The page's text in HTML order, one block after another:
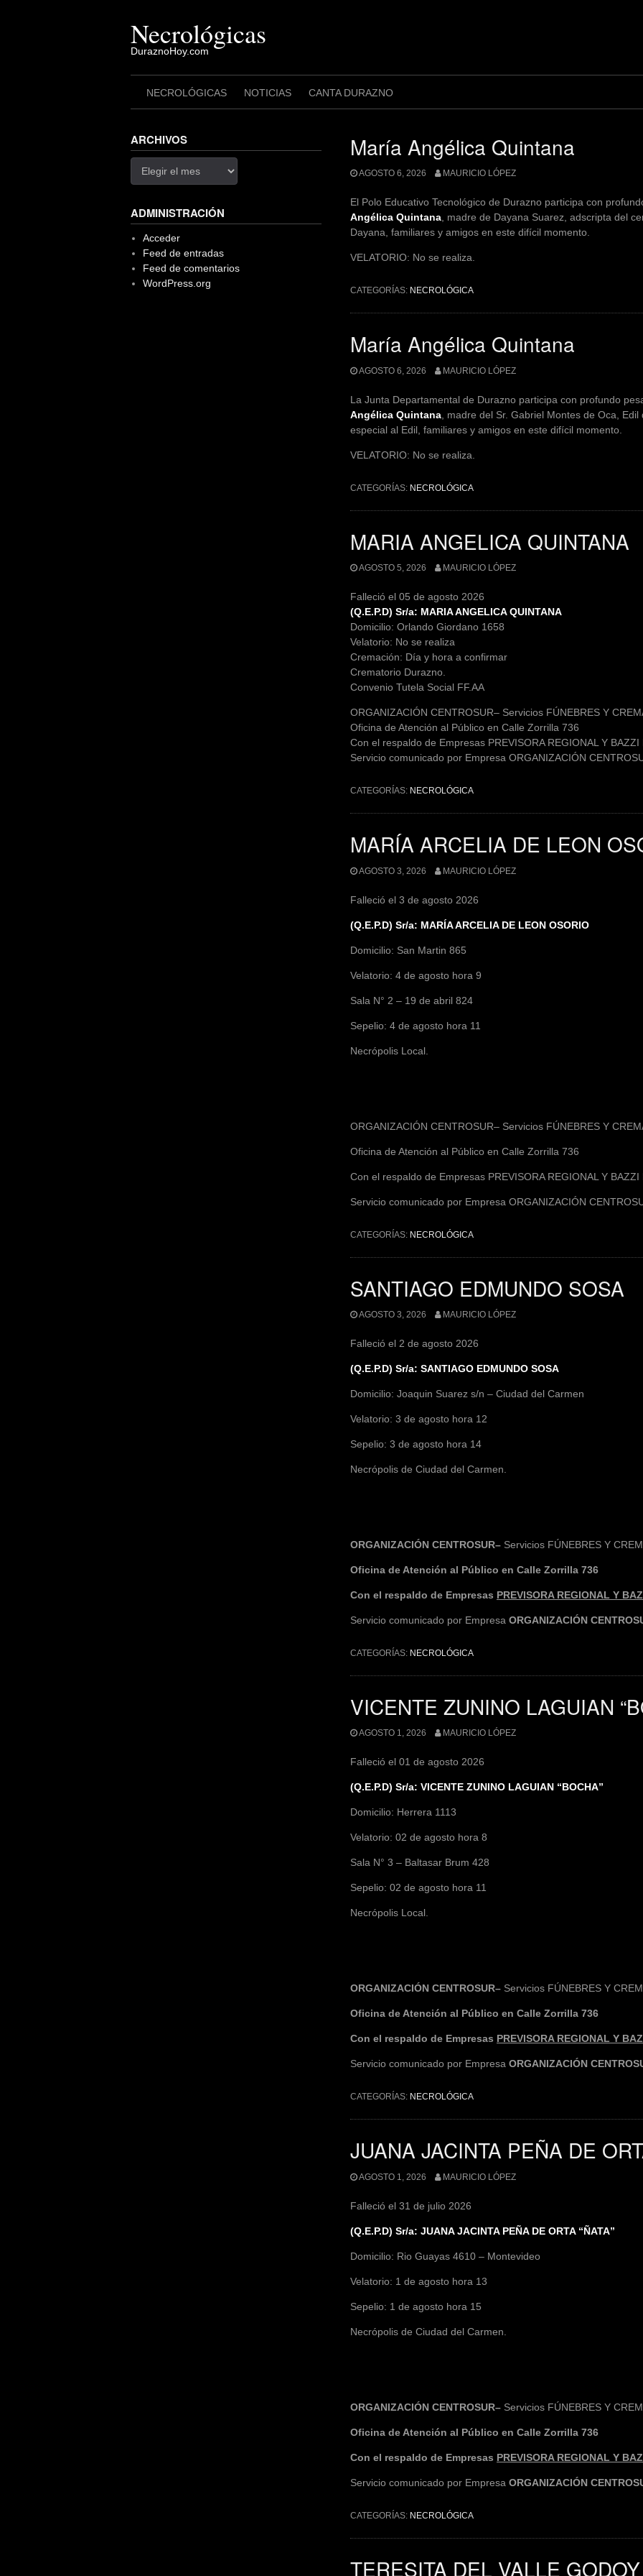
Necrológicas
DuraznoHoy.com
NECROLÓGICAS NOTICIAS CANTA DURAZNO
María Angélica Quintana
AGOSTO 6, 2026 MAURICIO LÓPEZ
El Polo Educativo Tecnológico de Durazno participa con
Angélica Quintana, madre de Dayana Suarez, adscripta del
Dayana, familiares y amigos en este difícil momento.
VELATORIO: No se realiza.
CATEGORÍAS: NECROLÓGICA
María Angélica Quintana
AGOSTO 6, 2026 MAURICIO LÓPEZ
La Junta Departamental de Durazno participa con profundo
Angélica Quintana , madre del Sr. Gabriel Montes de Oca,
especial al Edil, familiares y amigos en este difícil momento.
VELATORIO: No se realiza.
CATEGORÍAS: NECROLÓGICA
MARIA ANGELICA QUINTANA
AGOSTO 5, 2026 MAURICIO LÓPEZ
Falleció el 05 de agosto 2026
(Q.E.P.D) Sr/a: MARIA ANGELICA QUINTANA
Domicilio: Orlando Giordano 1658
Velatorio: No se realiza
Cremación: Día y hora a confirmar
Crematorio Durazno.
Convenio Tutela Social FF.AA
ORGANIZACIÓN CENTROSUR– Servicios FÚNEBRES Y
Oficina de Atención al Público en Calle Zorrilla 736
Con el respaldo de Empresas PREVISORA REGIONAL Y BAZZI
Servicio comunicado por Empresa ORGANIZACIÓN
CATEGORÍAS: NECROLÓGICA
MARÍA ARCELIA DE LEON
AGOSTO 3, 2026 MAURICIO LÓPEZ
Falleció el 3 de agosto 2026
(Q.E.P.D) Sr/a: MARÍA ARCELIA DE LEON OSORIO
Domicilio: San Martin 865
Velatorio: 4 de agosto hora 9
Sala N° 2 – 19 de abril 824
Sepelio: 4 de agosto hora 11
Necrópolis Local.
ORGANIZACIÓN CENTROSUR– Servicios FÚNEBRES Y
Oficina de Atención al Público en Calle Zorrilla 736
Con el respaldo de Empresas PREVISORA REGIONAL Y BAZZI
Servicio comunicado por Empresa ORGANIZACIÓN
CATEGORÍAS: NECROLÓGICA
SANTIAGO EDMUNDO SOSA
AGOSTO 3, 2026 MAURICIO LÓPEZ
Falleció el 2 de agosto 2026
(Q.E.P.D) Sr/a: SANTIAGO EDMUNDO SOSA
Domicilio: Joaquin Suarez s/n – Ciudad del Carmen
Velatorio: 3 de agosto hora 12
Sepelio: 3 de agosto hora 14
Necrópolis de Ciudad del Carmen.
ORGANIZACIÓN CENTROSUR– Servicios FÚNEBRES Y
Oficina de Atención al Público en Calle Zorrilla 736
Con el respaldo de Empresas PREVISORA REGIONAL Y
Servicio comunicado por Empresa ORGANIZACIÓN
CATEGORÍAS: NECROLÓGICA
VICENTE ZUNINO LAGUIAN
AGOSTO 1, 2026 MAURICIO LÓPEZ
Falleció el 01 de agosto 2026
(Q.E.P.D) Sr/a: VICENTE ZUNINO LAGUIAN “BOCHA”
Domicilio: Herrera 1113
Velatorio: 02 de agosto hora 8
Sala N° 3 – Baltasar Brum 428
Sepelio: 02 de agosto hora 11
Necrópolis Local.
ORGANIZACIÓN CENTROSUR– Servicios FÚNEBRES Y
Oficina de Atención al Público en Calle Zorrilla 736
Con el respaldo de Empresas PREVISORA REGIONAL Y
Servicio comunicado por Empresa ORGANIZACIÓN
CATEGORÍAS: NECROLÓGICA
JUANA JACINTA PEÑA DE
AGOSTO 1, 2026 MAURICIO LÓPEZ
Falleció el 31 de julio 2026
(Q.E.P.D) Sr/a: JUANA JACINTA PEÑA DE ORTA “ÑATA”
Domicilio: Rio Guayas 4610 – Montevideo
Velatorio: 1 de agosto hora 13
Sepelio: 1 de agosto hora 15
Necrópolis de Ciudad del Carmen.
ORGANIZACIÓN CENTROSUR– Servicios FÚNEBRES Y
Oficina de Atención al Público en Calle Zorrilla 736
Con el respaldo de Empresas PREVISORA REGIONAL Y
Servicio comunicado por Empresa ORGANIZACIÓN
CATEGORÍAS: NECROLÓGICA
TERESITA DEL VALLE
ARCHIVOS
ADMINISTRACIÓN
Acceder
Feed de entradas
Feed de comentarios
WordPress.org